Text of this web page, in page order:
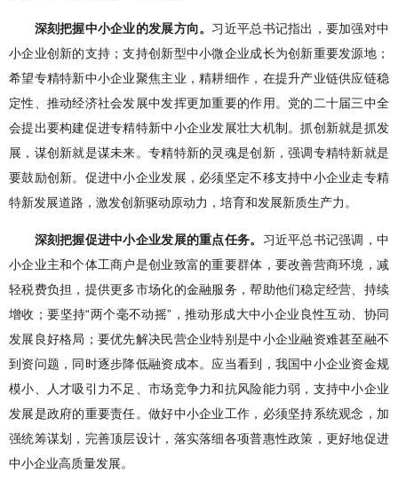
深刻把握中小企业的发展方向。 习近平总书记指出，要加强对中
小企业创新的支持；支持创新型中小微企业成长为创新重要发源地；
希望专精特新中小企业聚焦主业，精耕细作，在提升产业链供应链稳
定性、推动经济社会发展中发挥更加重要的作用。党的二十届三中全
会提出要构建促进专精特新中小企业发展壮大机制。抓创新就是抓发
展，谋创新就是谋未来。专精特新的灵魂是创新，强调专精特新就是
要鼓励创新。促进中小企业发展，必须坚定不移支持中小企业走专精
特新发展道路，激发创新驱动原动力，培育和发展新质生产力。
深刻把握促进中小企业发展的重点任务。 习近平总书记强调，中
小企业主和个体工商户是创业致富的重要群体，要改善营商环境，减
轻税费负担，提供更多市场化的金融服务，帮助他们稳定经营、持续
增收；要坚持“两个毫不动摇”，推动形成大中小企业良性互动、协同
发展良好格局；要优先解决民营企业特别是中小企业融资难甚至融不
到资问题，同时逐步降低融资成本。应当看到，我国中小企业资金规
模小、人才吸引力不足、市场竞争力和抗风险能力弱，支持中小企业
发展是政府的重要责任。做好中小企业工作，必须坚持系统观念，加
强统筹谋划，完善顶层设计，落实落细各项普惠性政策，更好地促进
中小企业高质量发展。